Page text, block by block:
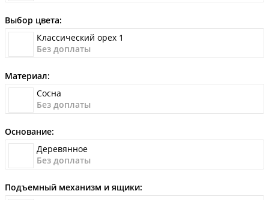
Выбор цвета:
Классический орех 1
Без доплаты
Материал:
Сосна
Без доплаты
Основание:
Деревянное
Без доплаты
Подъемный механизм и ящики: